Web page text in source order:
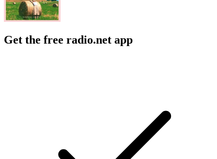
Get the free radio.net app